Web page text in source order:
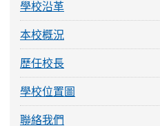
學校沿革
本校概況
歷任校長
學校位置圖
聯絡我們